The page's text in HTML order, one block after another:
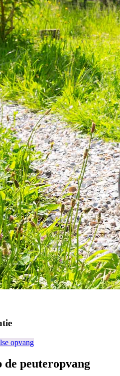
opvang
de peuteropvang